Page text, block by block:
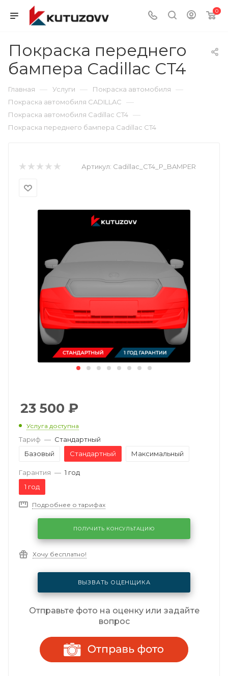
0
Покраска переднего
бампера Cadillac CT4
Главная — Услуги — Покраска автомобиля —
Покраска автомобиля CADILLAC —
Покраска автомобиля Cadillac CT4 —
Покраска переднего бампера Cadillac CT4
Артикул: Cadillac_CT4_P_BAMPER
23 500 ₽
Услуга доступна
Тариф — Стандартный
Базовый
Стандартный Максимальный
Гарантия — 1 год
1 год
Подробнее о тарифах
ПОЛУЧИТЬ КОНСУЛЬТАЦИЮ
Хочу бесплатно!
ВЫЗВАТЬ ОЦЕНЩИКА
Отправьте фото на оценку или задайте
вопрос